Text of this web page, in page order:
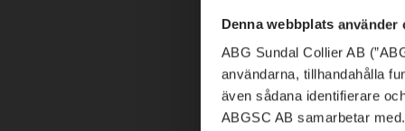
Denna webbplats använder
ABG Sundal Collier AB
användarna, tillhandahålla
även sådana identifierare
ABGSC AB samarbetar
förväntat.
fortsatte
kvartalen.